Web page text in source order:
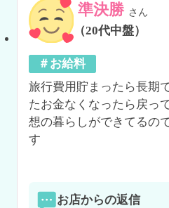
準決勝 さん
（20代中盤）
＃お給料
旅行費用貯まったら長期
たお金なくなったら戻っ
想の暮らしができてるの
す
お店からの返信